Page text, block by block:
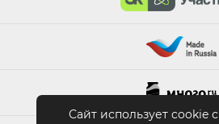
Сайт использует cookie с